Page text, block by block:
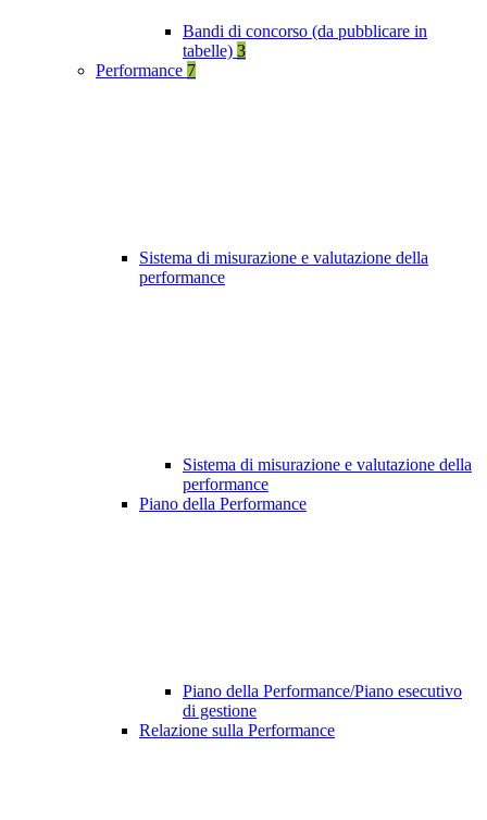
Bandi di concorso (da pubblicare in
tabelle) 3
Performance 7
Sistema di misurazione e valutazione della
performance
Sistema di misurazione e valutazione della
performance
Piano della Performance
Piano della Performance/Piano esecutivo
di gestione
Relazione sulla Performance